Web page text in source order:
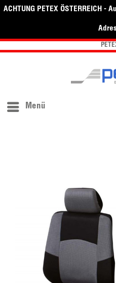
ACHTUNG PETEX ÖSTERREICH
Menü